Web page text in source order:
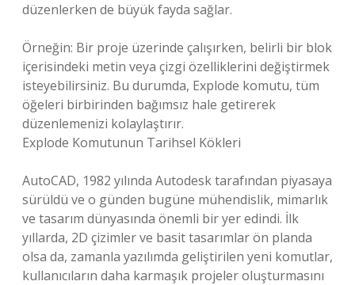
düzenlerken de büyük fayda sağlar.
Örneğin: Bir proje üzerinde çalışırken, belirli bir blok
içerisindeki metin veya çizgi özelliklerini değiştirmek
isteyebilirsiniz. Bu durumda, Explode komutu, tüm
öğeleri birbirinden bağımsız hale getirerek
düzenlemenizi kolaylaştırır.
Explode Komutunun Tarihsel Kökleri
AutoCAD, 1982 yılında Autodesk tarafından piyasaya
sürüldü ve o günden bugüne mühendislik, mimarlık
ve tasarım dünyasında önemli bir yer edindi. İlk
yıllarda, 2D çizimler ve basit tasarımlar ön planda
olsa da, zamanla yazılımda geliştirilen yeni komutlar,
kullanıcıların daha karmaşık projeler oluşturmasını